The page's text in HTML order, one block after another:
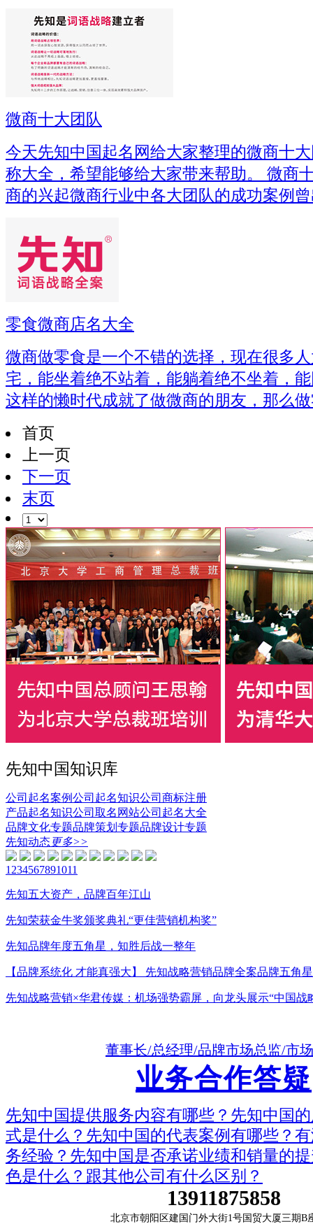
​微商十大团队
今天先知中国起名网给大家整理的微商十
称大全，希望能够给大家带来帮助。 微商
商的兴起微商行业中各大团队的成功案例
零食微商店名大全
微商做零食是一个不错的选择，现在很多
宅，能坐着绝不站着，能躺着绝不坐着，
这样的懒时代成就了做微商的朋友，那么
首页
上一页
下一页
末页
先知中国知识库
公司起名案例公司起名知识公司商标注册
产品起名知识公司取名网站公司起名大全
品牌文化专题品牌策划专题品牌设计专题
先知动态更多>>
1 234567891011
先知五大资产，品牌百年江山
先知荣获金牛奖颁奖典礼“更佳营销机构奖”
先知品牌年度五角星，知胜后战一整年
【品牌系统化 才能真强大】 先知战略营销品牌全案品牌五角星
先知战略营销×华君传媒：机场强势霸屏，向龙头展示“中国战
董事长/总经理/品牌市场总监/市
业务合作答疑
先知中国提供服务内容有哪些？先知中国
式是什么？先知中国的代表案例有哪些？
务经验？先知中国是否承诺业绩和销量的
色是什么？跟其他公司有什么区别？
13911875858
北京市朝阳区建国门外大街1号国贸大厦三期B